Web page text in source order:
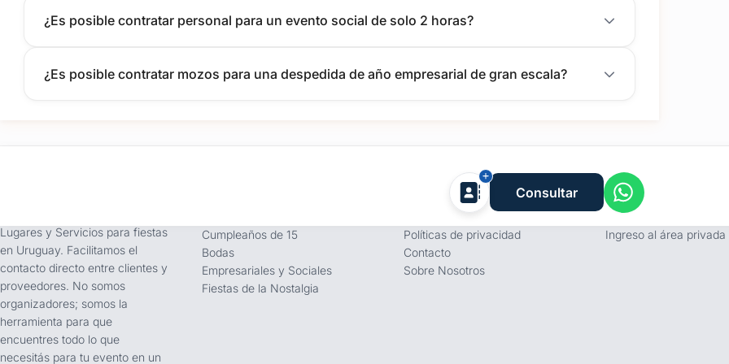
¿Es posible contratar personal para un evento social de solo 2 horas?
¿Es posible contratar mozos para una despedida de año empresarial de gran escala?
Consultar
Lugares y Servicios para fiestas
en Uruguay. Facilitamos el
contacto directo entre clientes y
proveedores. No somos
organizadores; somos la
herramienta para que
encuentres todo lo que
necesitás para tu evento en un
Cumpleaños de 15
Bodas
Empresariales y Sociales
Fiestas de la Nostalgia
Empresa
Términos y condiciones
Políticas de privacidad
Contacto
Sobre Nosotros
Proveedores
Registro de proveedores
Ingreso al área privada